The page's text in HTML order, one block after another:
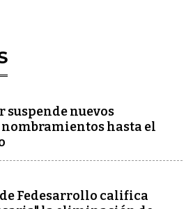
nuevos
hasta el
Fedesarrollo califica